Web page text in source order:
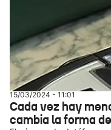
15/03/2024 - 11:01
Cada vez hay
cambia la forma